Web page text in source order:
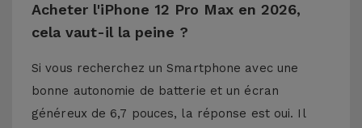
Acheter l'iPhone 12 Pro Max en 2026,
cela vaut-il la peine ?
Si vous recherchez un Smartphone avec une
bonne autonomie de batterie et un écran
généreux de 6,7 pouces, la réponse est oui. Il